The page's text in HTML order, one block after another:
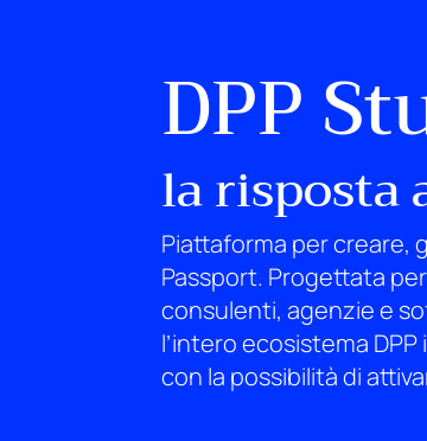
DPP
la risposta
Piattaforma per creare,
Passport. Progettata
consulenti, agenzie e
l’intero ecosistema
con la possibilità di